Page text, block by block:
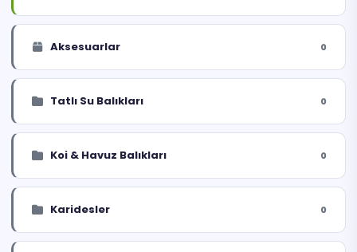
Aksesuarlar 0
Tatlı Su Balıkları 0
Koi & Havuz Balıkları 0
Karidesler 0